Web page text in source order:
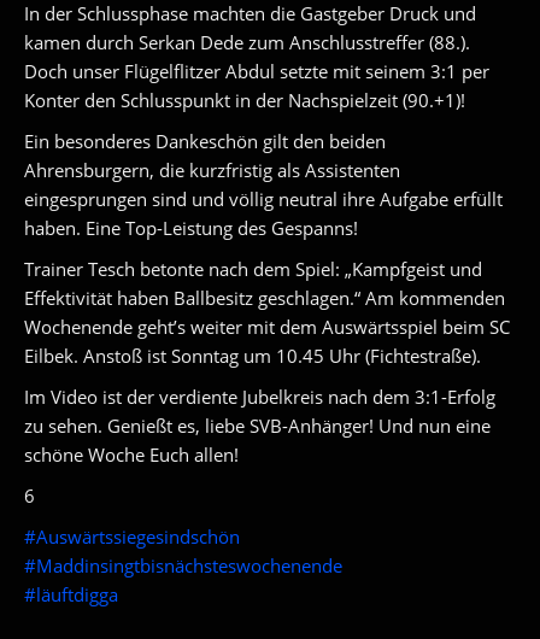
In der Schlussphase machten die Gastgeber Druck und
kamen durch Serkan Dede zum Anschlusstreffer (88.).
Doch unser Flügelflitzer Abdul setzte mit seinem 3:1 per
Konter den Schlusspunkt in der Nachspielzeit (90.+1)!
Ein besonderes Dankeschön gilt den beiden
Ahrensburgern, die kurzfristig als Assistenten
eingesprungen sind und völlig neutral ihre Aufgabe erfüllt
haben. Eine Top-Leistung des Gespanns!
Trainer Tesch betonte nach dem Spiel: „Kampfgeist und
Effektivität haben Ballbesitz geschlagen.“ Am kommenden
Wochenende geht’s weiter mit dem Auswärtsspiel beim SC
Eilbek. Anstoß ist Sonntag um 10.45 Uhr (Fichtestraße).
Im Video ist der verdiente Jubelkreis nach dem 3:1-Erfolg
zu sehen. Genießt es, liebe SVB-Anhänger! Und nun eine
schöne Woche Euch allen!
6
#Auswärtssiegesindschön
#Maddinsingtbisnächsteswochenende
#läuftdigga